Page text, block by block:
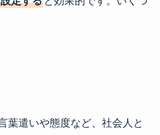
葉遣いや態度など、社会人と